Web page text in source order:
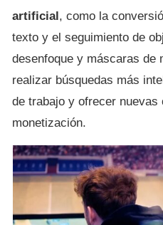
artificial, como la
texto y el seguimiento de
desenfoque y máscaras de
realizar búsquedas más
de trabajo y ofrecer nuevas
monetización.